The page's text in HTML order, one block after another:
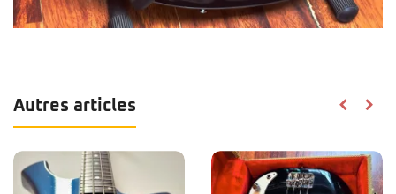
Autres articles